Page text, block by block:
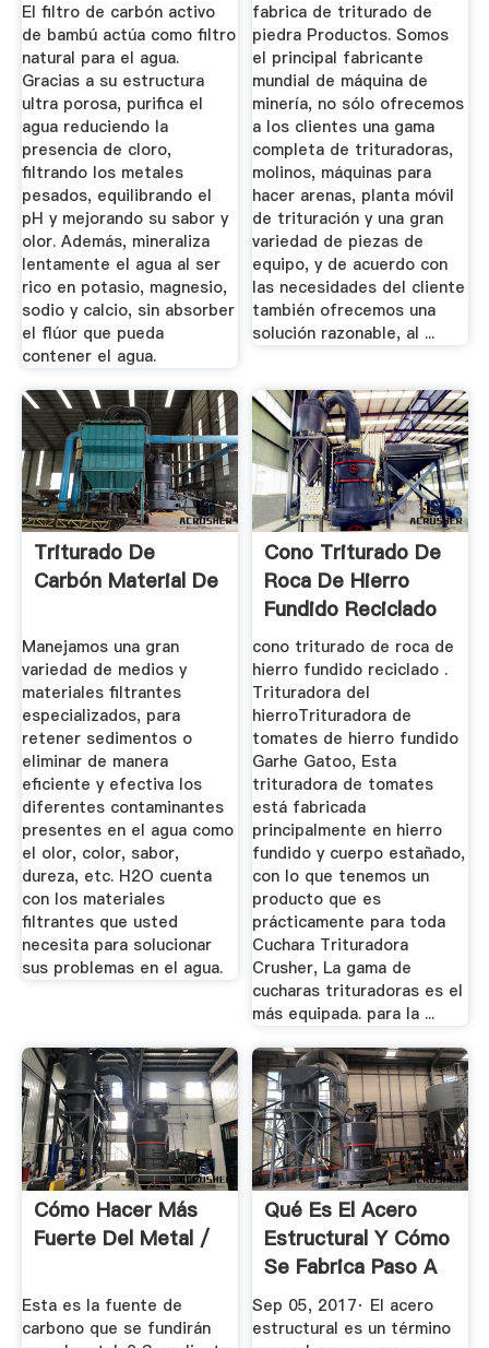
El filtro de carbón activo
de bambú actúa como filtro
natural para el agua.
Gracias a su estructura
ultra porosa, purifica el
agua reduciendo la
presencia de cloro,
filtrando los metales
pesados, equilibrando el
pH y mejorando su sabor y
olor. Además, mineraliza
lentamente el agua al ser
rico en potasio, magnesio,
sodio y calcio, sin absorber
el flúor que pueda
contener el agua.
fabrica de triturado de
piedra Productos. Somos
el principal fabricante
mundial de máquina de
minería, no sólo ofrecemos
a los clientes una gama
completa de trituradoras,
molinos, máquinas para
hacer arenas, planta móvil
de trituración y una gran
variedad de piezas de
equipo, y de acuerdo con
las necesidades del cliente
también ofrecemos una
solución razonable, al ...
Triturado De
Carbón Material De
Manejamos una gran
variedad de medios y
materiales filtrantes
especializados, para
retener sedimentos o
eliminar de manera
eficiente y efectiva los
diferentes contaminantes
presentes en el agua como
el olor, color, sabor,
dureza, etc. H2O cuenta
con los materiales
filtrantes que usted
necesita para solucionar
sus problemas en el agua.
Cono Triturado De
Roca De Hierro
Fundido Reciclado
cono triturado de roca de
hierro fundido reciclado .
Trituradora del
hierroTrituradora de
tomates de hierro fundido
Garhe Gatoo, Esta
trituradora de tomates
está fabricada
principalmente en hierro
fundido y cuerpo estañado,
con lo que tenemos un
producto que es
prácticamente para toda
Cuchara Trituradora
Crusher, La gama de
cucharas trituradoras es el
más equipada. para la ...
Cómo Hacer Más
Fuerte Del Metal /
Esta es la fuente de
carbono que se fundirán
Qué Es El Acero
Estructural Y Cómo
Se Fabrica Paso A
Paso
Sep 05, 2017· El acero
estructural es un término